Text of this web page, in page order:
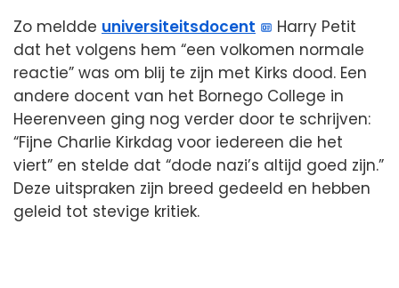
Zo meldde universiteitsdocent
Harry Petit
dat het volgens hem “een volkomen normale
reactie” was om blij te zijn met Kirks dood. Een
andere docent van het Bornego College in
Heerenveen ging nog verder door te schrijven:
“Fijne Charlie Kirkdag voor iedereen die het
viert” en stelde dat “dode nazi’s altijd goed zijn.”
Deze uitspraken zijn breed gedeeld en hebben
geleid tot stevige kritiek.